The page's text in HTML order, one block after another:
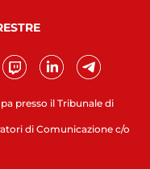
presso il Tribunale di
di Comunicazione c/o